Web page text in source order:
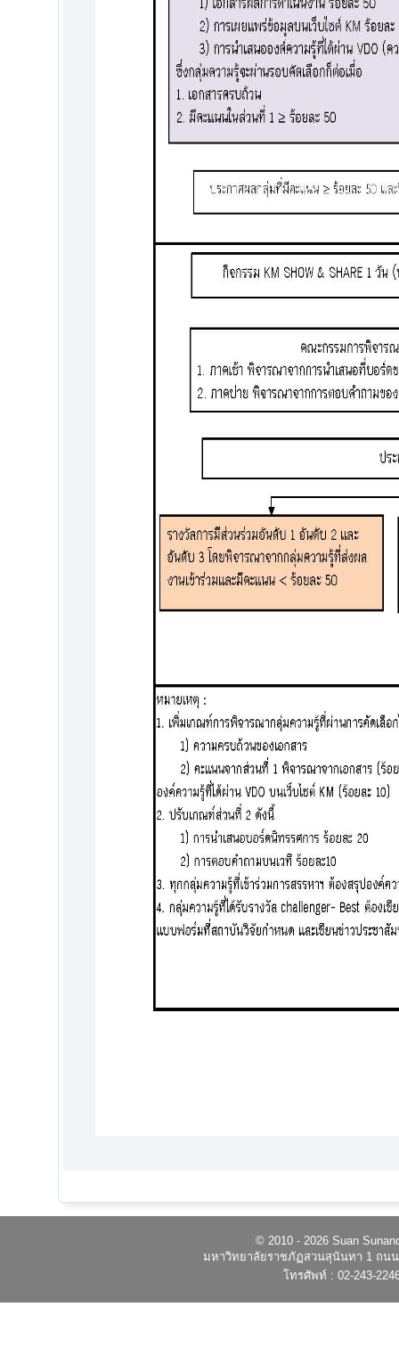
© 2010 - 2026 Suan
มหาวิทยาลัยราชภัฏสวนสุนันทา 1 ถนน
โทรศัพท์ : 02-243-